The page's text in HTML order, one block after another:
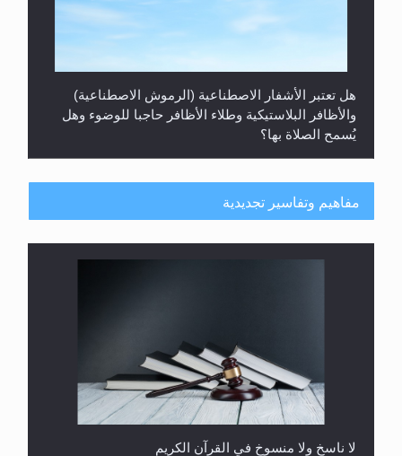
هل تعتبر الأشفار الاصطناعية (الرموش الاصطناعية)
والأظافر البلاستيكية وطلاء الأظافر حاجبا للوضوء وهل
يُسمح الصلاة بها؟
هل يُحسب حول الزكاة وفق السنة الميلادية أو الهجرية؟
مفاهيم وتفاسير تجديدية
لا ناسخ ولا منسوخ في القرآن الكريم